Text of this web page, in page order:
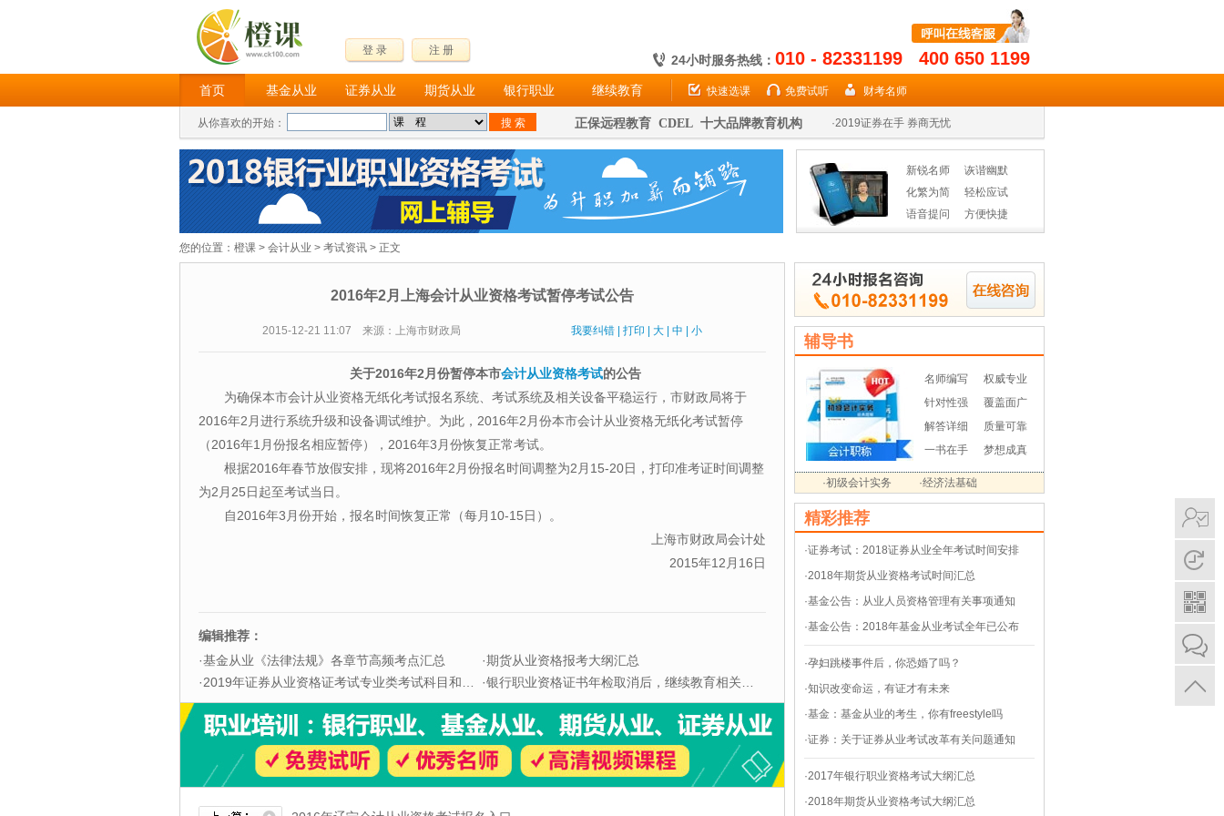
登 录 注 册
24小时服务热线： 010 - 82331199 400 650 1199
首页 基金从业 证券从业 期货从业 银行职业 继续教育 快速选课 免费试听 财考名师
从你喜欢的开始： 正保远程教育 CDEL 十大品牌教育机构
2019年期货从业名师授课高效省时
·2019证券在手 券商无忧
·2019年期货从业名师授课高效省时
·2019证券在手 券商无忧
新锐名师
诙谐幽默
化繁为简
轻松应试
语音提问
方便快捷
您的位置： 橙课 > 会计从业 > 考试资讯 > 正文
2016年2月上海会计从业资格考试暂停考试公告
2015-12-21 11:07 来源：上海市财政局 我要纠错 打印 大 中 小
关于2016年2月份暂停本市会计从业资格考试的公告
为确保本市会计从业资格无纸化考试报名系统、考试系统及相关设备平稳运行，市财政局将于
2016年2月进行系统升级和设备调试维护。为此，2016年2月份本市会计从业资格无纸化考试暂停
（2016年1月份报名相应暂停），2016年3月份恢复正常考试。
根据2016年春节放假安排，现将2016年2月份报名时间调整为2月15-20日，打印准考证时间调整
为2月25日起至考试当日。
自2016年3月份开始，报名时间恢复正常（每月10-15日）。
上海市财政局会计处
2015年12月16日
编辑推荐：
·基金从业《法律法规》各章节高频考点汇总 ·期货从业资格报考大纲汇总
·2019年证券从业资格证考试专业类考试科目和题型 ·银行职业资格证书年检取消后，继续教育相关问题解答
辅导书
名师编写
权威专业
针对性强
覆盖面广
解答详细
质量可靠
一书在手
梦想成真
·初级会计实务 ·经济法基础
精彩推荐
·证券考试：2018证券从业全年考试时间安排
·2018年期货从业资格考试时间汇总
·基金公告：从业人员资格管理有关事项通知
·基金公告：2018年基金从业考试全年已公布
·孕妇跳楼事件后，你恐婚了吗？
·知识改变命运，有证才有未来
·基金：基金从业的考生，你有freestyle吗
·证券：关于证券从业考试改革有关问题通知
·2017年银行职业资格考试大纲汇总
·2018年期货从业资格考试大纲汇总